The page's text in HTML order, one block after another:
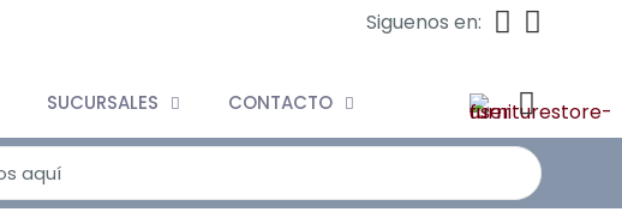
Siguenos en:
SUCURSALES CONTACTO